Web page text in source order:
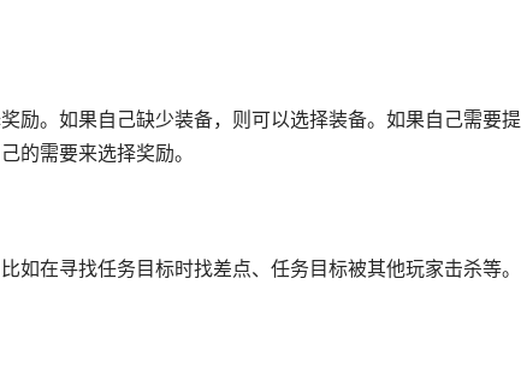
励。如果自己缺少装备，则可以选择装备。如果自己需要提
的需要来选择奖励。
如在寻找任务目标时找差点、任务目标被其他玩家击杀等。